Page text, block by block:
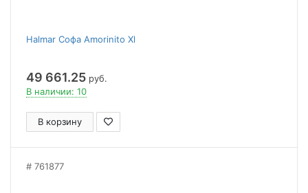
Halmar Софа Amorinito Xl
49 661.25 руб.
В наличии: 10
В корзину
761877